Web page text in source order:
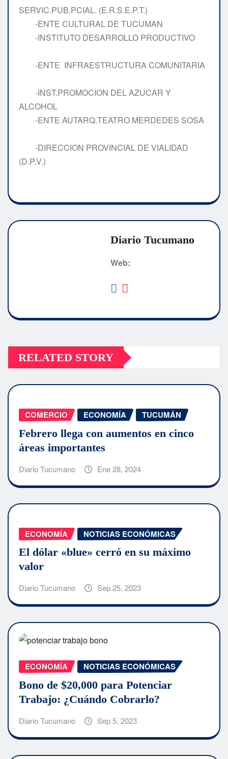
SERVIC.PUB.PCIAL. (E.R.S.E.P.T.)
-ENTE CULTURAL DE TUCUMAN
-INSTITUTO DESARROLLO PRODUCTIVO
-ENTE INFRAESTRUCTURA COMUNITARIA
-INST.PROMOCION DEL AZUCAR Y
ALCOHOL
-ENTE AUTARQ.TEATRO MERDEDES SOSA
-DIRECCION PROVINCIAL DE VIALIDAD
(D.P.V.)
Diario Tucumano
Web:
RELATED STORY
COMERCIO ECONOMÍA TUCUMÁN
Febrero llega con aumentos en cinco
áreas importantes
Diario Tucumano Ene 28, 2024
ECONOMÍA NOTICIAS ECONÓMICAS
El dólar «blue» cerró en su máximo
valor
Diario Tucumano Sep 25, 2023
ECONOMÍA NOTICIAS ECONÓMICAS
Bono de $20,000 para Potenciar
Trabajo: ¿Cuándo Cobrarlo?
Diario Tucumano Sep 5, 2023